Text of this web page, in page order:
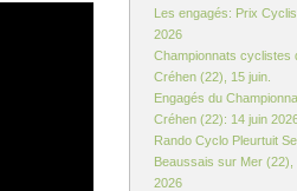
Les engagés: Prix
2026
Championnats cyclistes
Créhen (22), 15 juin.
Engagés du
Créhen (22): 14 juin
Rando Cyclo Pleurtuit
Beaussais sur Mer
2026